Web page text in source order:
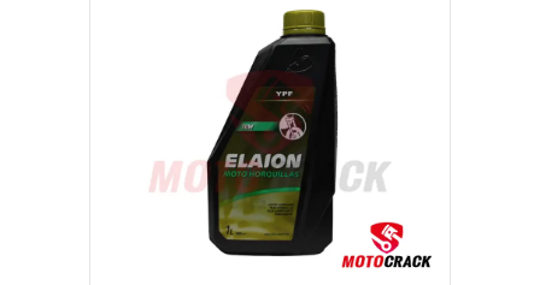
AÑADIR AL CARRITO